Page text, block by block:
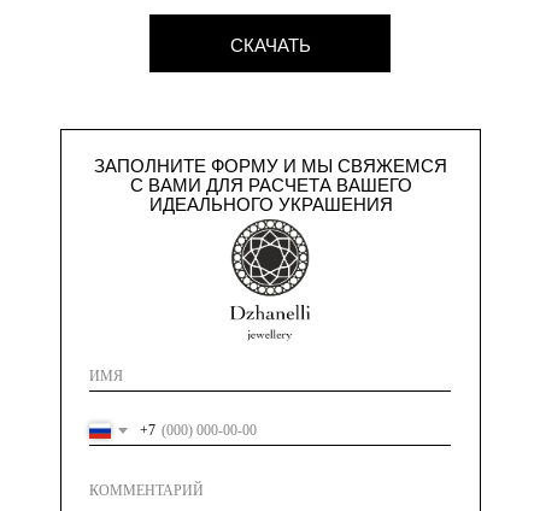
СКАЧАТЬ
+7
ЗАПОЛНИТЕ ФОРМУ И МЫ СВЯЖЕМСЯ
С ВАМИ ДЛЯ РАСЧЕТА ВАШЕГО
ИДЕАЛЬНОГО УКРАШЕНИЯ